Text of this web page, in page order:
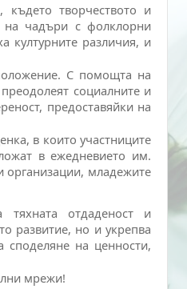
творчеството и
на чадъри с фолклорни
културните различия, и
С помощта на
социалните и
предоставяйки на
в които участниците
в ежедневието им.
организации, младежите
отдаденост и
развитие, но и укрепва
на ценности,
мрежи!